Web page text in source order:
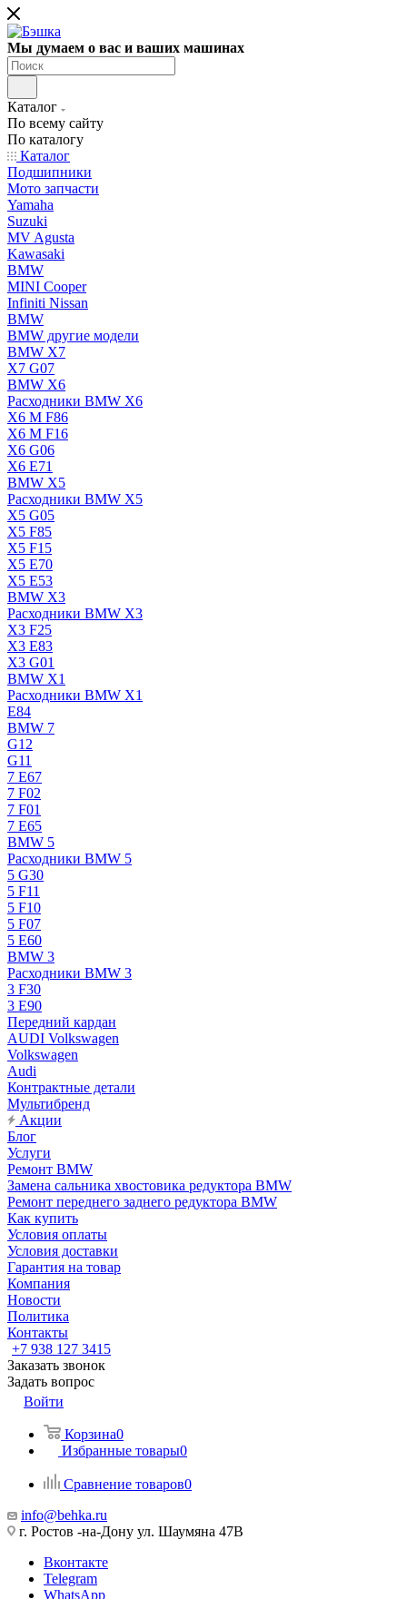
Мы думаем о вас и ваших машинах
Каталог
По всему сайту
По каталогу
Каталог
Подшипники
Мото запчасти
Yamaha
Suzuki
MV Agusta
Kawasaki
BMW
MINI Cooper
Infiniti Nissan
BMW
BMW другие модели
BMW X7
X7 G07
BMW X6
Расходники BMW X6
X6 M F86
X6 M F16
X6 G06
X6 E71
BMW X5
Расходники BMW X5
X5 G05
X5 F85
X5 F15
X5 E70
X5 E53
BMW X3
Расходники BMW X3
X3 F25
X3 E83
X3 G01
BMW X1
Расходники BMW X1
E84
BMW 7
G12
G11
7 Е67
7 F02
7 F01
7 E65
BMW 5
Расходники BMW 5
5 G30
5 F11
5 F10
5 F07
5 E60
BMW 3
Расходники BMW 3
3 F30
3 E90
Передний кардан
AUDI Volkswagen
Volkswagen
Audi
Контрактные детали
Мультибренд
Акции
Блог
Услуги
Ремонт BMW
Замена сальника хвостовика редуктора BMW
Ремонт переднего заднего редуктора BMW
Как купить
Условия оплаты
Условия доставки
Гарантия на товар
Компания
Новости
Политика
Контакты
+7 938 127 3415
Заказать звонок
Задать вопрос
Войти
Корзина0
Избранные товары0
Сравнение товаров0
info@behka.ru
г. Ростов -на-Дону ул. Шаумяна 47В
Вконтакте
Telegram
WhatsApp